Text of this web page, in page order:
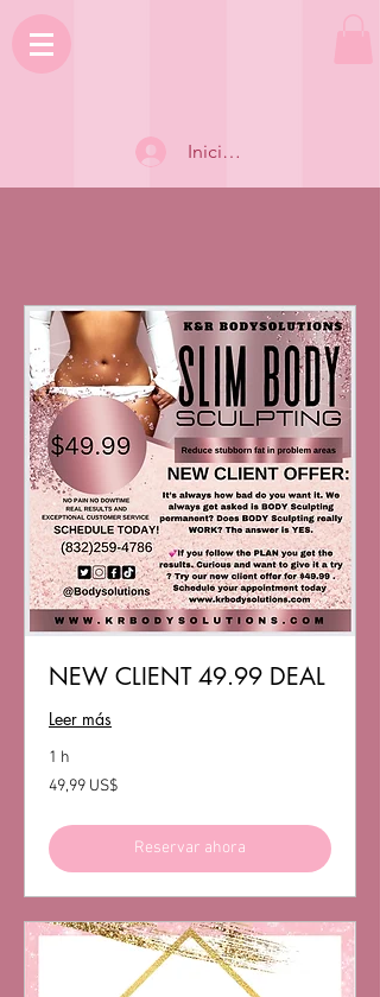
Iniciar sesión
NEW CLIENT 49.99 DEAL
Leer más
1 h
49,99
dólares
49,99 US$
Reservar ahora